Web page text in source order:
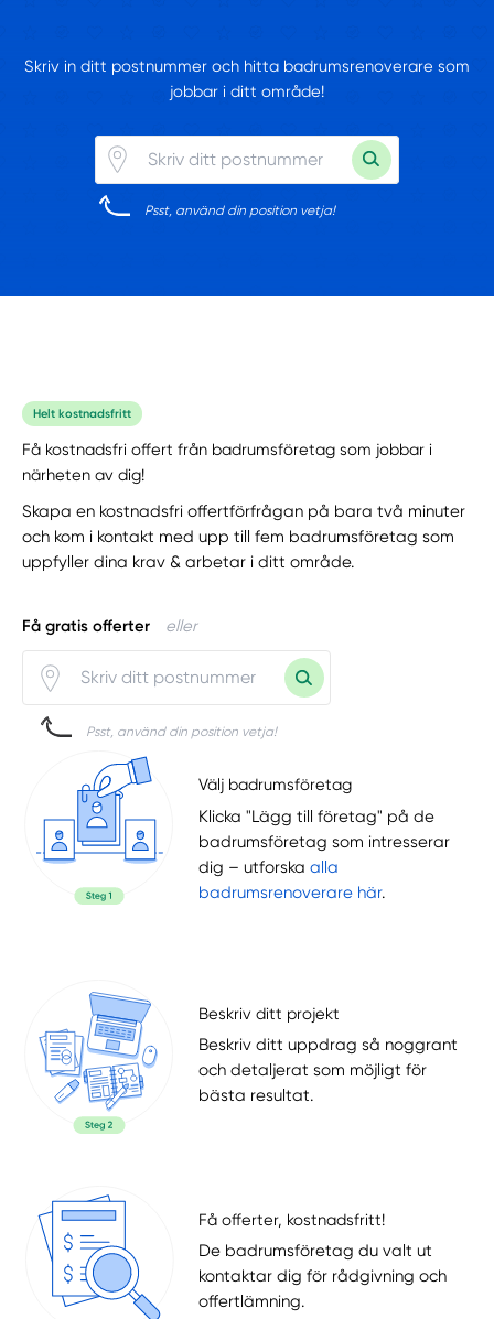
Skriv in ditt postnummer och hitta badrumsrenoverare som
jobbar i ditt område!
Psst, använd din position vetja!
Helt kostnadsfritt
Få kostnadsfri offert från badrumsföretag som jobbar i
närheten av dig!
Skapa en kostnadsfri offertförfrågan på bara två minuter
och kom i kontakt med upp till fem badrumsföretag som
uppfyller dina krav & arbetar i ditt område.
Få gratis offerter eller
Psst, använd din position vetja!
Välj badrumsföretag
Klicka "Lägg till företag" på de
badrumsföretag som intresserar
dig – utforskaalla
badrumsrenoverare här.
Beskriv ditt projekt
Beskriv ditt uppdrag så noggrant
och detaljerat som möjligt för
bästa resultat.
Få offerter, kostnadsfritt!
De badrumsföretag du valt ut
kontaktar dig för rådgivning och
offertlämning.